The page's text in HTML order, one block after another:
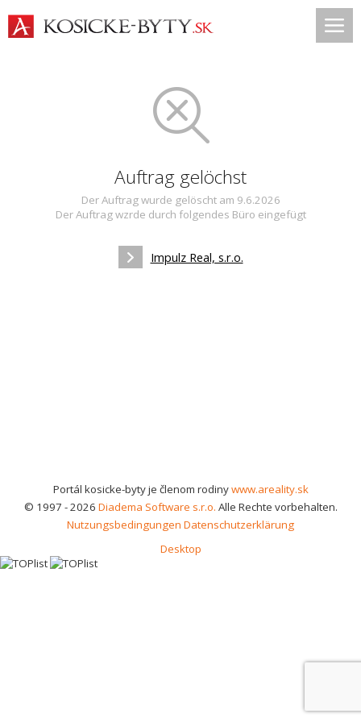
Auftrag gelöchst
Der Auftrag wurde gelöscht am 9.6.2026
Der Auftrag wzrde durch folgendes Büro eingefügt
Impulz Real, s.r.o.
Portál kosicke-byty je členom rodinywww.areality.sk
© 1997 - 2026 Diadema Software s.r.o. Alle Rechte vorbehalten.
Nutzungsbedingungen Datenschutzerklärung
Desktop